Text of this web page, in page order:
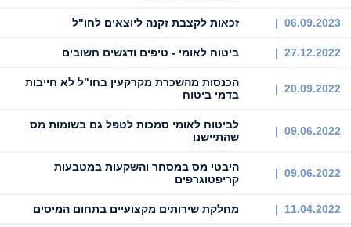
06.09.2023 | זכאות לקצבת זקנה ליוצאים לחו"ל
27.12.2022 | ביטוח לאומי - טיפים ודגשים חשובים
20.09.2022 |
הכנסות מהשכרת מקרקעין בחו"ל לא חייבות
בדמי ביטוח
09.06.2022 |
לביטוח לאומי סמכות לטפל גם בשומות מס
שהתיישנו
09.06.2022 |
היבטי מס במסחר והשקעות במטבעות
קריפטוגרפים
11.04.2022 | מחלקת שירותים מקצועיים בתחום המיסים